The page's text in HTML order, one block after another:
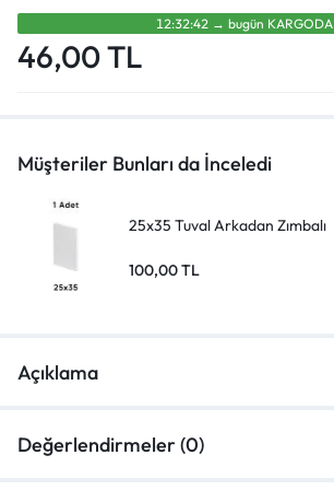
12:32:42 → bugün KARGODA
46,00TL
Müşteriler Bunları da İnceledi
25x35 Tuval Arkadan Zımbalı
100,00TL
Açıklama
Değerlendirmeler (0)